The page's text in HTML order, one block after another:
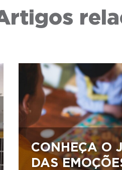
CONHEÇA O
DAS